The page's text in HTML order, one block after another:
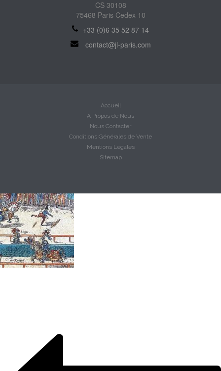
CS 30108
75468 Paris Cedex 10
+33 (0)6 35 52 87 14
contact@jl-paris.com
Accueil
A Propos de Nous
Nous Contacter
Conditions Générales de Vente
Mentions Légales
Sitemap